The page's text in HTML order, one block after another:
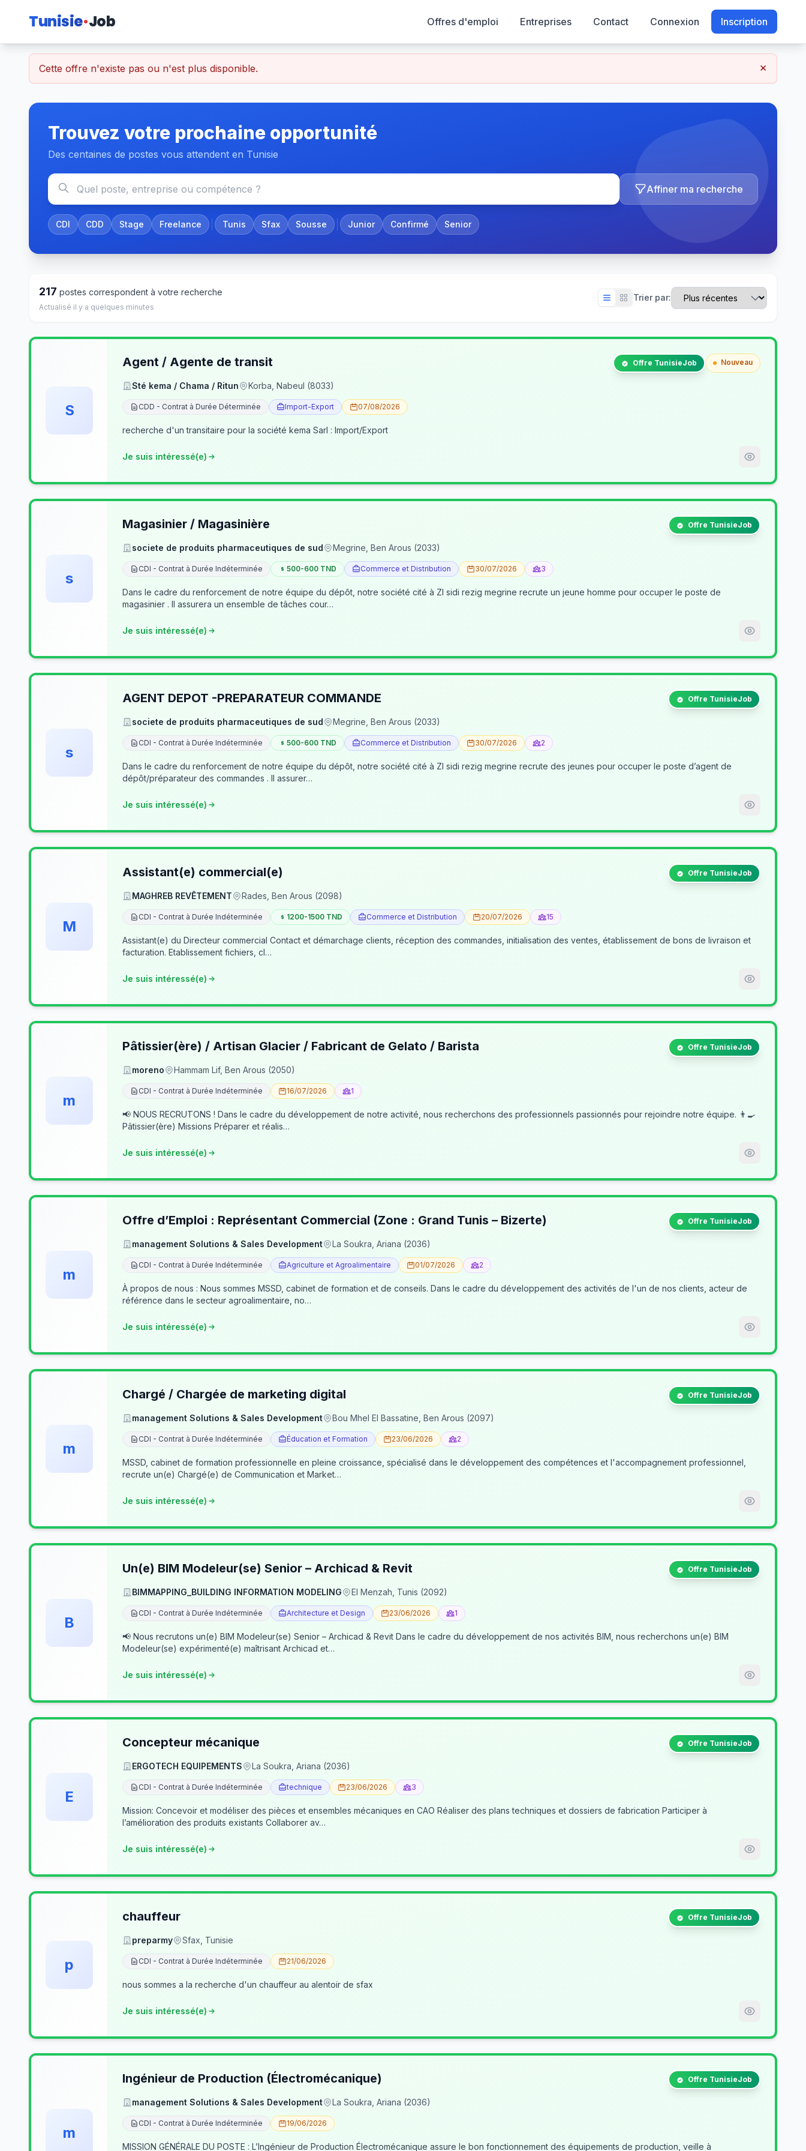
Tunisie Job Offres d'emploi Entreprises Contact Connexion Inscription
Cette offre n'existe pas ou n'est plus disponible. ×
Trouvez votre prochaine opportunité
Des centaines de postes vous attendent en Tunisie
Affiner ma recherche
CDI CDD Stage Freelance Tunis Sfax Sousse Junior Confirmé Senior
217 postes correspondent à votre recherche
Actualisé il y a quelques minutes
Trier par:
S
Agent / Agente de transit Offre TunisieJob Nouveau
Sté kema / Chama / Ritun Korba, Nabeul (8033)
CDD - Contrat à Durée Déterminée Import-Export 07/08/2026
recherche d'un transitaire pour la société kema Sarl : Import/Export
Je suis intéressé(e)
s
Magasinier / Magasinière Offre TunisieJob
societe de produits pharmaceutiques de sud Megrine, Ben Arous (2033)
CDI - Contrat à Durée Indéterminée 500-600 TND Commerce et Distribution 30/07/2026 3
Dans le cadre du renforcement de notre équipe du dépôt, notre société cité à ZI sidi rezig megrine recrute un jeune homme pour occuper le poste de
magasinier . Il assurera un ensemble de tâches cour…
Je suis intéressé(e)
s
AGENT DEPOT -PREPARATEUR COMMANDE Offre TunisieJob
societe de produits pharmaceutiques de sud Megrine, Ben Arous (2033)
CDI - Contrat à Durée Indéterminée 500-600 TND Commerce et Distribution 30/07/2026 2
Dans le cadre du renforcement de notre équipe du dépôt, notre société cité à ZI sidi rezig megrine recrute des jeunes pour occuper le poste d’agent de
dépôt/préparateur des commandes . Il assurer…
Je suis intéressé(e)
M
Assistant(e) commercial(e) Offre TunisieJob
MAGHREB REVÊTEMENT Rades, Ben Arous (2098)
CDI - Contrat à Durée Indéterminée 1200-1500 TND Commerce et Distribution 20/07/2026 15
Assistant(e) du Directeur commercial Contact et démarchage clients, réception des commandes, initialisation des ventes, établissement de bons de livraison et
facturation. Etablissement fichiers, cl…
Je suis intéressé(e)
m
Pâtissier(ère) / Artisan Glacier / Fabricant de Gelato / Barista Offre TunisieJob
moreno Hammam Lif, Ben Arous (2050)
CDI - Contrat à Durée Indéterminée 16/07/2026 1
📢 NOUS RECRUTONS ! Dans le cadre du développement de notre activité, nous recherchons des professionnels passionnés pour rejoindre notre équipe. 👨‍🍳
Pâtissier(ère) Missions Préparer et réalis…
Je suis intéressé(e)
m
Offre d’Emploi : Représentant Commercial (Zone : Grand Tunis – Bizerte) Offre TunisieJob
management Solutions & Sales Development La Soukra, Ariana (2036)
CDI - Contrat à Durée Indéterminée Agriculture et Agroalimentaire 01/07/2026 2
À propos de nous : Nous sommes MSSD, cabinet de formation et de conseils. Dans le cadre du développement des activités de l'un de nos clients, acteur de
référence dans le secteur agroalimentaire, no…
Je suis intéressé(e)
m
Chargé / Chargée de marketing digital Offre TunisieJob
management Solutions & Sales Development Bou Mhel El Bassatine, Ben Arous (2097)
CDI - Contrat à Durée Indéterminée Éducation et Formation 23/06/2026 2
MSSD, cabinet de formation professionnelle en pleine croissance, spécialisé dans le développement des compétences et l'accompagnement professionnel,
recrute un(e) Chargé(e) de Communication et Market…
Je suis intéressé(e)
B
Un(e) BIM Modeleur(se) Senior – Archicad & Revit Offre TunisieJob
BIMMAPPING_BUILDING INFORMATION MODELING El Menzah, Tunis (2092)
CDI - Contrat à Durée Indéterminée Architecture et Design 23/06/2026 1
📢 Nous recrutons un(e) BIM Modeleur(se) Senior – Archicad & Revit Dans le cadre du développement de nos activités BIM, nous recherchons un(e) BIM
Modeleur(se) expérimenté(e) maîtrisant Archicad et…
Je suis intéressé(e)
E
Concepteur mécanique Offre TunisieJob
ERGOTECH EQUIPEMENTS La Soukra, Ariana (2036)
CDI - Contrat à Durée Indéterminée technique 23/06/2026 3
Mission: Concevoir et modéliser des pièces et ensembles mécaniques en CAO Réaliser des plans techniques et dossiers de fabrication Participer à
l’amélioration des produits existants Collaborer av…
Je suis intéressé(e)
p
chauffeur Offre TunisieJob
preparmy Sfax, Tunisie
CDI - Contrat à Durée Indéterminée 21/06/2026
nous sommes a la recherche d'un chauffeur au alentoir de sfax
Je suis intéressé(e)
m
Ingénieur de Production (Électromécanique) Offre TunisieJob
management Solutions & Sales Development La Soukra, Ariana (2036)
CDI - Contrat à Durée Indéterminée 19/06/2026
MISSION GÉNÉRALE DU POSTE : L’Ingénieur de Production Électromécanique assure le bon fonctionnement des équipements de production, veille à